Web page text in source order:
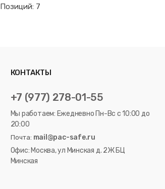
Позиций: 7
КОНТАКТЫ
+7 (977) 278-01-55
Мы работаем: Ежедневно Пн-Вс с 10:00 до
20:00
Почта: mail@pac-safe.ru
Офис: Москва, ул Минская д. 2Ж БЦ
Минская